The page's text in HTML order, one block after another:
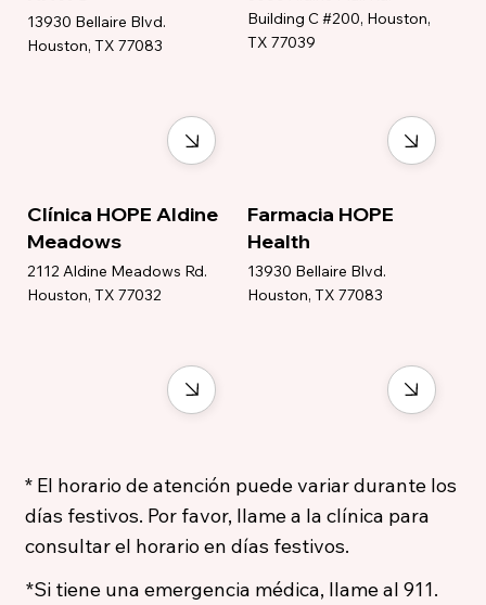
13930 Bellaire Blvd.
Houston, TX 77083
Building C #200, Houston,
TX 77039
Clínica HOPE Aldine
Meadows
2112 Aldine Meadows Rd.
Houston, TX 77032
Farmacia HOPE
Health
13930 Bellaire Blvd.
Houston, TX 77083
* El horario de atención puede variar durante los
días festivos. Por favor, llame a la clínica para
consultar el horario en días festivos.
*Si tiene una emergencia médica, llame al 911.